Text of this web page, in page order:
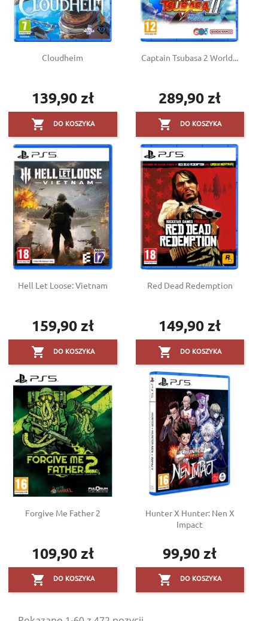
Cloudheim
Cena
139,90 zł
 DO KOSZYKA
Captain Tsubasa 2 World...
Cena
289,90 zł
 DO KOSZYKA
Hell Let Loose: Vietnam
Cena
159,90 zł
 DO KOSZYKA
Red Dead Redemption
Cena
149,90 zł
 DO KOSZYKA
Forgive Me Father 2
Cena
109,90 zł
 DO KOSZYKA
Hunter X Hunter: Nen X
Impact
Cena
99,90 zł
 DO KOSZYKA